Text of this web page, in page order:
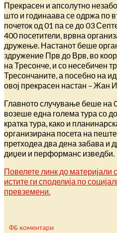
Прекрасен и апсолутно
што и годинаава се одржа по
почеток од 01 па се до 03
400 посетители, врвна
дружење. Настанот беше
здружение Прв до Врв, во
на Тресонче, и со несебичен
Тресончаните, а посебно на
овој прекрасен настан – Жан
Главното случување беше на
возеше една голема тура со
кратка тура, како и
организирана посета на
претходеа два дена забава и
диџеи и перформанс изведби.
Повелете линк до материјали
истите ги споделија по
превземени.
ФБ коментари